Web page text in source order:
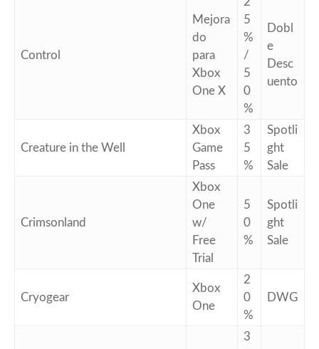
Control
Mejora
do
para
Xbox
One X
5
%
/
5
0
%
Dobl
e
Desc
uento
Creature in the Well
Xbox
Game
Pass
3
5
%
Spotli
ght
Sale
Crimsonland
Xbox
One
w/
Free
Trial
5
0
%
Spotli
ght
Sale
Cryogear
Xbox
One
2
0
%
DWG
3